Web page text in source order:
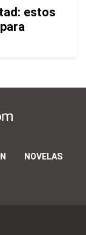
estos
NOVELAS